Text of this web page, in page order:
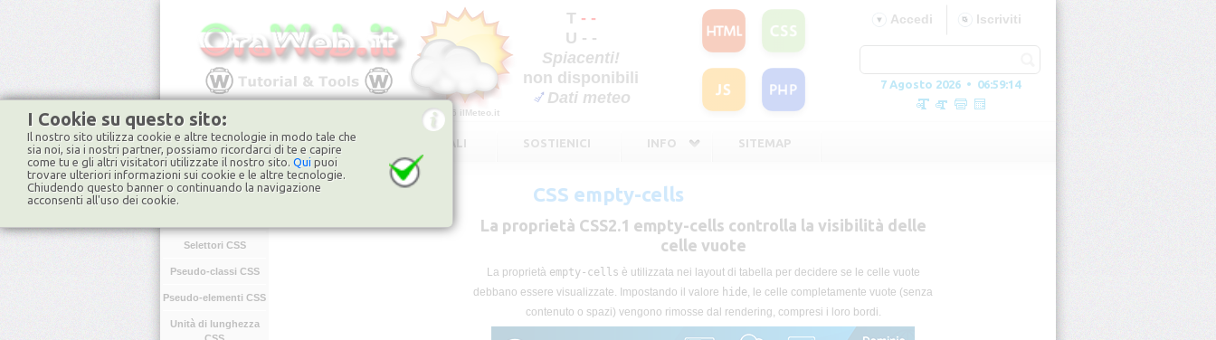
T - -
U - -
Spiacenti!
non disponibili
Dati meteo
©2026 ilMeteo.it
Iscriviti
Accedi
7 Agosto 2026 • 06:59:15
HOME FORUM NOTE LEGALI SOSTIENICI INFO SITEMAP
CSS
Selettori CSS
Pseudo-classi CSS
Pseudo-elementi CSS
Unità di lunghezza
CSS empty-cells
La proprietà CSS2.1 empty-cells controlla la visibilità delle
celle vuote
La proprietà empty-cells è utilizzata nei layout di tabella per decidere se le celle vuote
debbano essere visualizzate. Impostando il valore hide, le celle completamente vuote (senza
contenuto o spazi) vengono rimosse dal rendering, compresi i loro bordi.
I Cookie su questo sito:
Il nostro sito utilizza cookie e altre tecnologie in modo tale che
sia noi, sia i nostri partner, possiamo ricordarci di te e capire
come tu e gli altri visitatori utilizzate il nostro sito. Qui puoi
trovare ulteriori informazioni sui cookie e le altre tecnologie.
Chiudendo questo banner o continuando la navigazione
acconsenti all'uso dei cookie.